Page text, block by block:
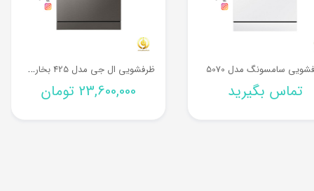
سامسونگ مدل 5070
تماس بگیرید
ظ
رفشویی ال جی مدل 425 بخارشوردار
23,600,000 تومان